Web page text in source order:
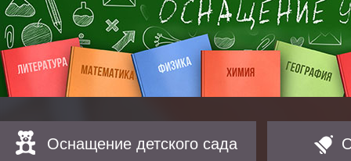
Оснащение детского сада